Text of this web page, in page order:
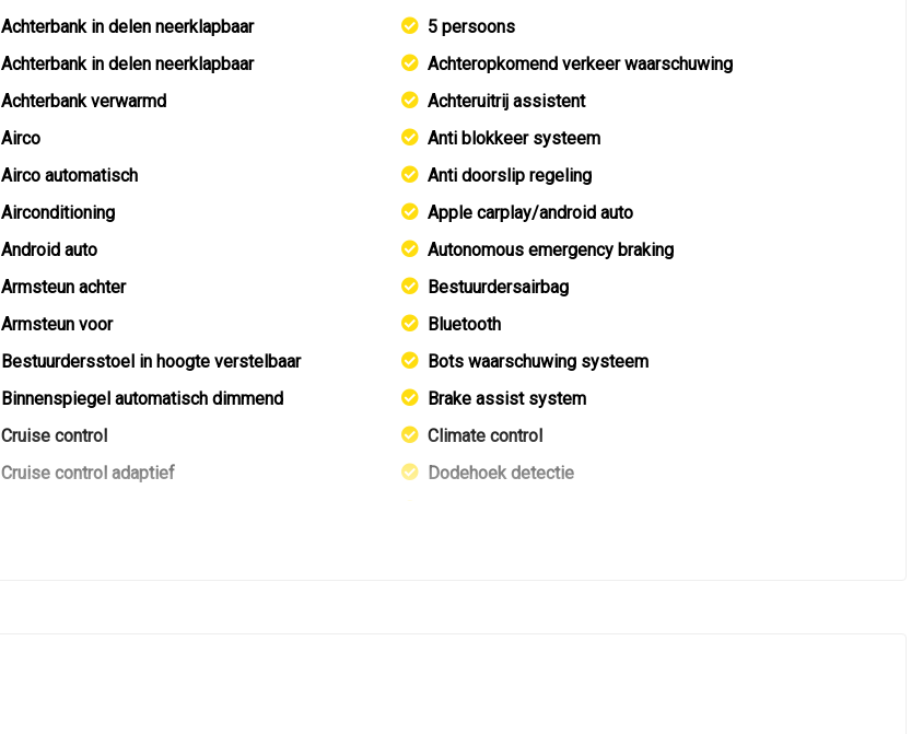
Achterbank in delen neerklapbaar
Achterbank in delen neerklapbaar
Achterbank verwarmd
Airco
Airco automatisch
Airconditioning
Android auto
Armsteun achter
Armsteun voor
Bestuurdersstoel in hoogte verstelbaar
Binnenspiegel automatisch dimmend
Cruise control
Cruise control adaptief
5 persoons
Achteropkomend verkeer waarschuwing
Achteruitrij assistent
Anti blokkeer systeem
Anti doorslip regeling
Apple carplay/android auto
Autonomous emergency braking
Bestuurdersairbag
Bluetooth
Bots waarschuwing systeem
Brake assist system
Climate control
Dodehoek detectie